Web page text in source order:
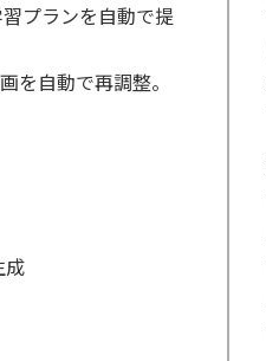
プランを自動で提
を自動で再調整。
成